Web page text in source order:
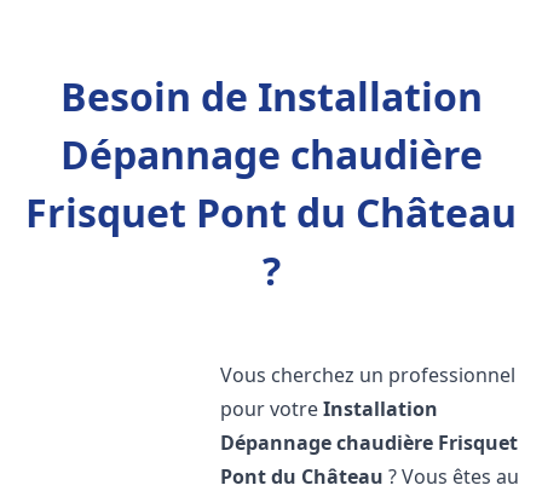
Besoin de Installation
Dépannage chaudière
Frisquet Pont du Château
?
Vous cherchez un professionnel
pour votreInstallation
Dépannage chaudière Frisquet
Pont du Château ? Vous êtes au